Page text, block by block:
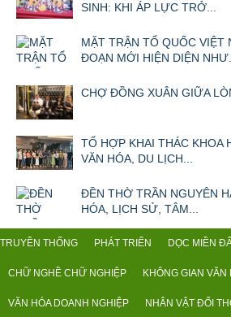
SINH: KHI ÁP LỰC TRỞ...
MẶT TRẬN TỔ QUỐC VIỆT
ĐOẠN MỚI HIỆN DIỆN
CHỢ ĐỒNG XUÂN GIỮA
TỔ HỢP KHAI THÁC KHOA
VĂN HÓA, DU LỊCH...
ĐỀN THỜ TRẦN NGUYÊN
HÓA, LỊCH SỬ, TÂM...
TRUYỀN THỐNG PHÁT TRIỂN DỌC MIỀN
CHỮ NGHỀ CHỮ NGHIỆP KHÔNG GIAN VĂN
VĂN HÓA DOANH NGHIỆP NHÂN VẬT ĐỐI